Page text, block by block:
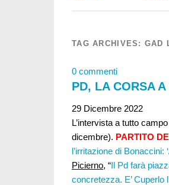
TAG ARCHIVES: GAD
0 commenti
PD, LA CORSA A
29 Dicembre 2022
L’intervista a tutto
dicembre). PARTITO
l’irritazione di Bonaccini:
Picierno, “Il Pd farà
concretezza. E’ Cuperlo